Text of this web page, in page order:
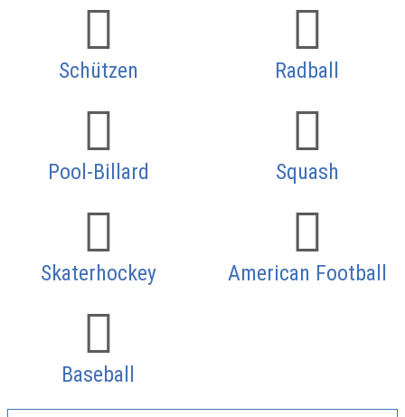
Schützen Radball
Pool-Billard Squash
Skaterhockey American Football
Baseball